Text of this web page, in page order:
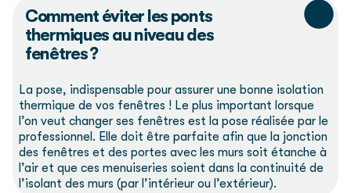
Comment éviter les ponts
thermiques au niveau des
fenêtres ?
La pose, indispensable pour assurer une bonne isolation
thermique de vos fenêtres ! Le plus important lorsque
l’on veut changer ses fenêtres est la pose réalisée par le
professionnel. Elle doit être parfaite afin que la jonction
des fenêtres et des portes avec les murs soit étanche à
l’air et que ces menuiseries soient dans la continuité de
l’isolant des murs (par l’intérieur ou l’extérieur).